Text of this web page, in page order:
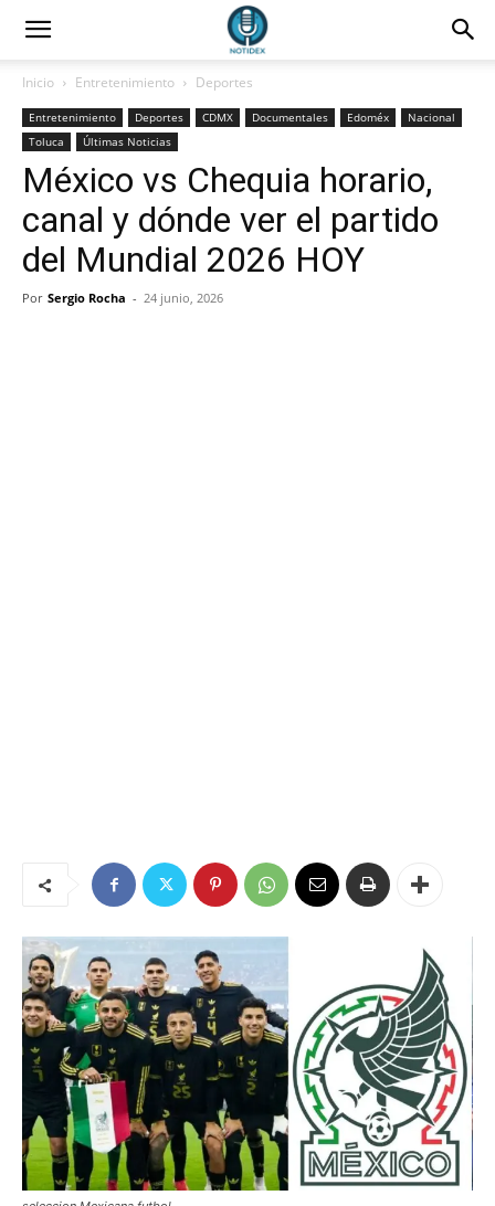
Inicio Entretenimiento Deportes
Entretenimiento Deportes CDMX Documentales Edoméx
Nacional
Toluca
Últimas Noticias
México vs Chequia horario,
canal y dónde ver el partido
del Mundial 2026 HOY
Por Sergio Rocha - 24 junio, 2026